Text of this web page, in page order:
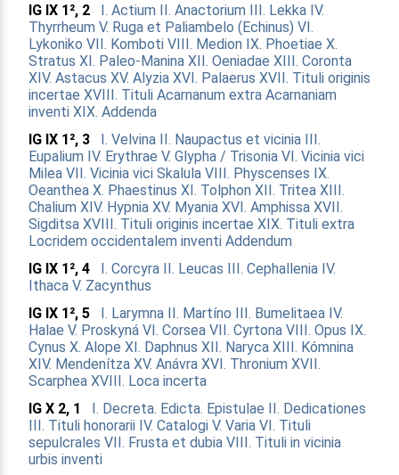
IG IX 1², 2
I. Actium II. Anactorium III. Lekka IV.
Thyrrheum V. Ruga et Paliambelo (Echinus) VI.
Lykoniko VII. Komboti VIII. Medion IX. Phoetiae X.
Stratus XI. Paleo-Manina XII. Oeniadae XIII. Coronta
XIV. Astacus XV. Alyzia XVI. Palaerus XVII. Tituli originis
incertae XVIII. Tituli Acarnanum extra Acarnaniam
inventi XIX. Addenda
IG IX 1², 3
I. Velvina II. Naupactus et vicinia III.
Eupalium IV. Erythrae V. Glypha / Trisonia VI. Vicinia vici
Milea VII. Vicinia vici Skalula VIII. Physcenses IX.
Oeanthea X. Phaestinus XI. Tolphon XII. Tritea XIII.
Chalium XIV. Hypnia XV. Myania XVI. Amphissa XVII.
Sigditsa XVIII. Tituli originis incertae XIX. Tituli extra
Locridem occidentalem inventi Addendum
IG IX 1², 4
I. Corcyra II. Leucas III. Cephallenia IV.
Ithaca V. Zacynthus
IG IX 1², 5
I. Larymna II. Martíno III. Bumelitaea IV.
Halae V. Proskyná VI. Corsea VII. Cyrtona VIII. Opus IX.
Cynus X. Alope XI. Daphnus XII. Naryca XIII. Kómnina
XIV. Mendenítza XV. Anávra XVI. Thronium XVII.
Scarphea XVIII. Loca incerta
IG X 2, 1
I. Decreta. Edicta. Epistulae II. Dedicationes
III. Tituli honorarii IV. Catalogi V. Varia VI. Tituli
sepulcrales VII. Frusta et dubia VIII. Tituli in vicinia
urbis inventi